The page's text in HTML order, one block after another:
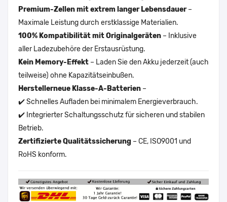
Premium-Zellen mit extrem langer Lebensdauer–
Maximale Leistung durch erstklassige Materialien.
100% Kompatibilität mit Originalgeräten – Inklusive
aller Ladezubehöre der Erstausrüstung.
Kein Memory-Effekt – Laden Sie den Akku jederzeit (auch
teilweise) ohne Kapazitätseinbußen.
Herstellerneue Klasse-A-Batterien –
✔️ Schnelles Aufladen bei minimalem Energieverbrauch.
✔️ Integrierter Schaltungsschutz für sicheren und stabilen
Betrieb.
Zertifizierte Qualitätssicherung – CE, ISO9001 und
RoHS konform.